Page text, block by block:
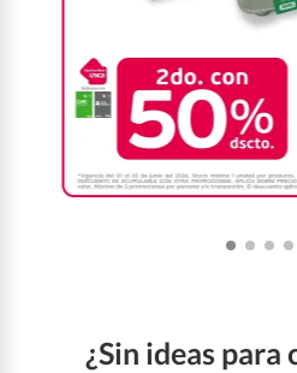
¿Sin ideas para